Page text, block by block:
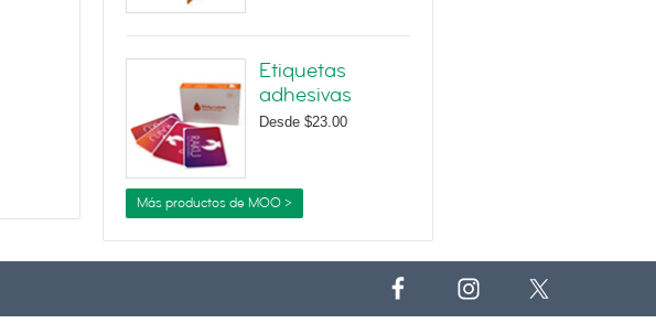
Etiquetas
adhesivas
Desde $23.00
Más productos de MOO >